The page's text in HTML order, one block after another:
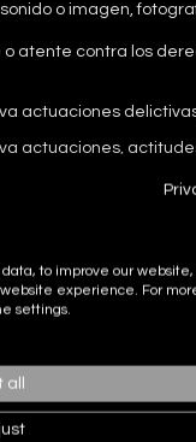
o imagen,
atente contra los
actuaciones
actuaciones,
al honor, a la intimidad
la credibilidad
tipo de
para que
to improve our website,
experience. For
settings.